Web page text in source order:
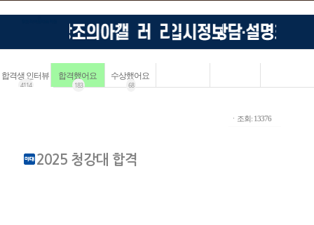
합격생 인터뷰
4114
합격했어요
183
수상했어요
68
ㆍ조회: 13376
2025 청강대 합격